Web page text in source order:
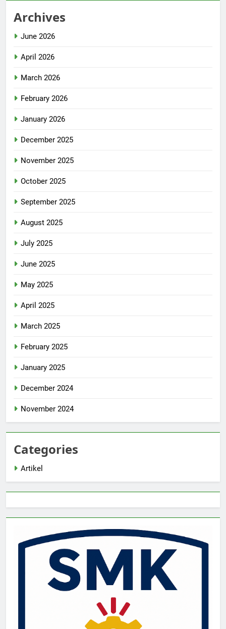
Archives
June 2026
April 2026
March 2026
February 2026
January 2026
December 2025
November 2025
October 2025
September 2025
August 2025
July 2025
June 2025
May 2025
April 2025
March 2025
February 2025
January 2025
December 2024
November 2024
Categories
Artikel